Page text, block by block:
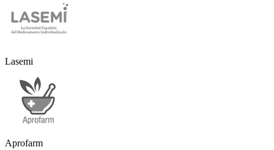
Lasemi
Aprofarm